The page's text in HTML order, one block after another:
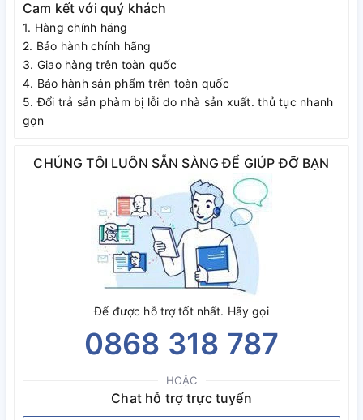
Cam kết với quý khách
1. Hàng chính häng
2. Bảo hành chính hãng
3. Giao hàng trên toàn quốc
4. Báo hành sán phẩm trên toàn quốc
5. Đổi trả sản phàm bị lỗi do nhà sản xuất. thủ tục nhanh
gọn
CHÚNG TÔI LUÔN SẴN SÀNG ĐỂ GIÚP ĐỠ BẠN
Để được hỗ trợ tốt nhất. Hãy gọi
0868 318 787
HOẶC
Chat hỗ trợ trực tuyến